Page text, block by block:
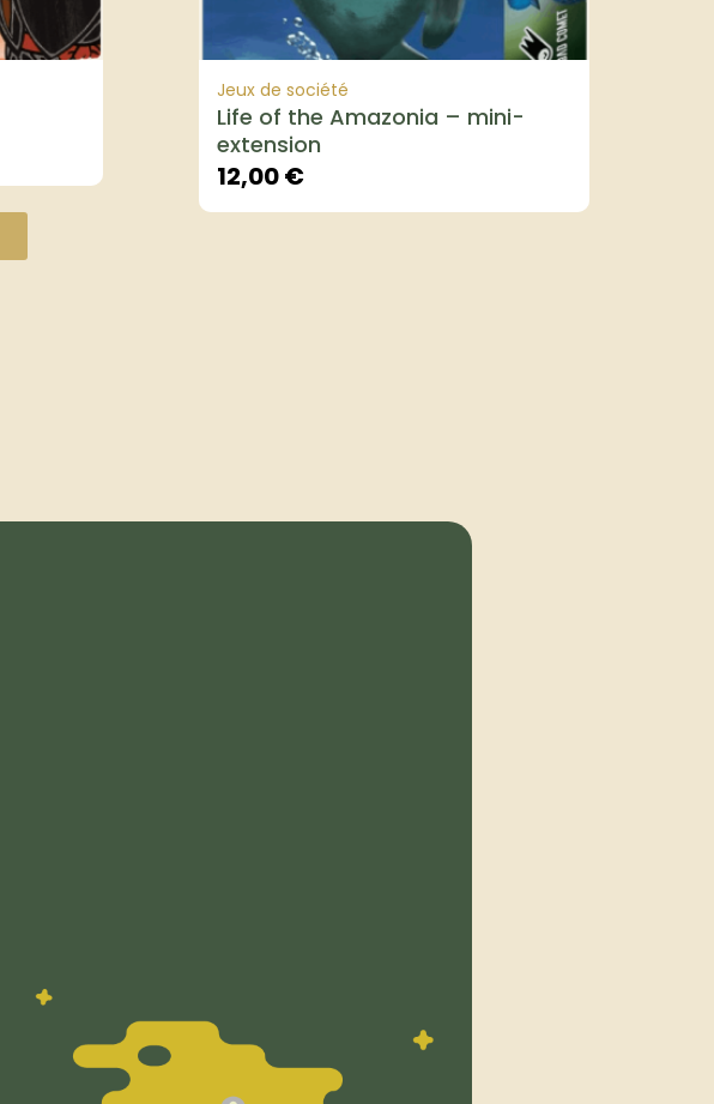
Jeux de société
Life of the Amazonia – mini-
extension
12,00€